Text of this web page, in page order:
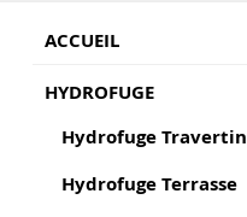
ACCUEIL
HYDROFUGE
Hydrofuge Travertin
Hydrofuge Terrasse